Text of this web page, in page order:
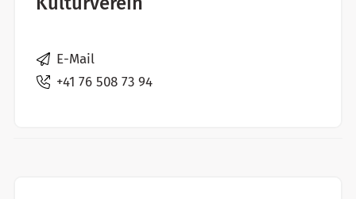
E-Mail
+41 76 508 73 94